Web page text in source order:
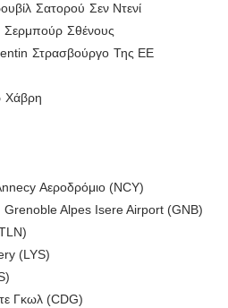
Σατορού Σεν Ντενί
Σερμπούρ Σθένους
Στρασβούργο Της ΕΕ
Χάβρη
Αεροδρόμιο (NCY)
Grenoble Alpes Isere Airport (GNB)
(LYS)
Γκωλ (CDG)